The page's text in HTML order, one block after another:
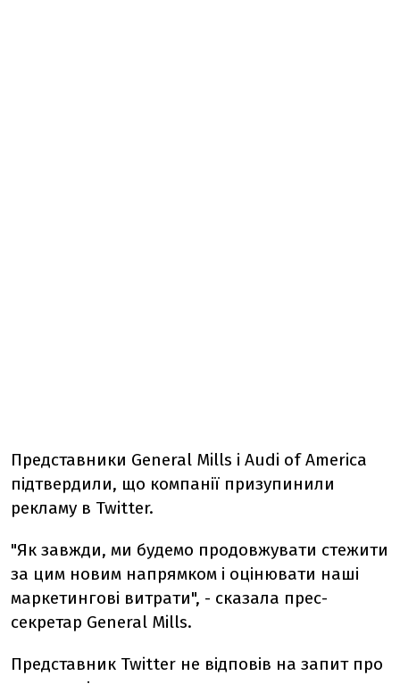
Представники General Mills і Audi of America
підтвердили, що компанії призупинили
рекламу в Twitter.
"Як завжди, ми будемо продовжувати стежити
за цим новим напрямком і оцінювати наші
маркетингові витрати", - сказала прес-
секретар General Mills.
Представник Twitter не відповів на запит про